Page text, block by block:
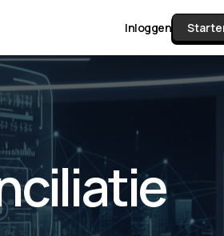
Matrix
alle pakketten en mogelijkheden
documenten verzamelen en facturen
tot controleren, boeken, bank
Inloggen